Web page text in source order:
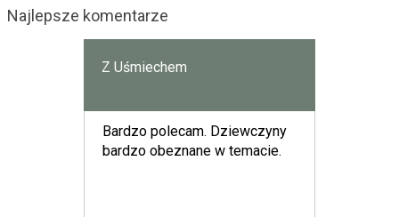
Najlepsze komentarze
Z Uśmiechem
Bardzo polecam. Dziewczyny
bardzo obeznane w temacie.